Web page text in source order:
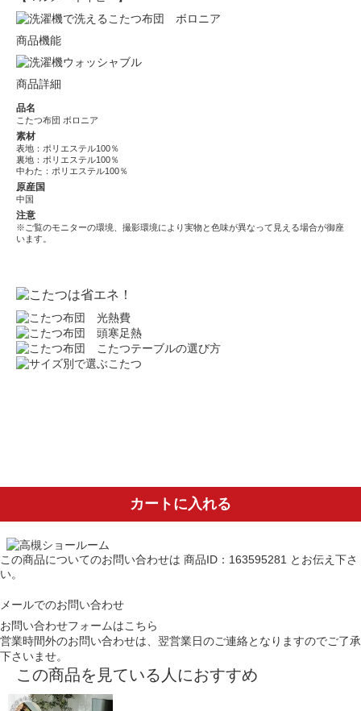
商品機能
商品詳細
品名
こたつ布団 ボロニア
素材
表地：ポリエステル100％
裏地：ポリエステル100％
中わた：ポリエステル100％
原産国
中国
注意
※ご覧のモニターの環境、撮影環境により実物と色味が異なって見える場合が御座
います。
カートに入れる
この商品についてのお問い合わせは 商品ID：163595281 とお伝え下さ
い。
メールでのお問い合わせ
お問い合わせフォームはこちら
営業時間外のお問い合わせは、翌営業日のご連絡となりますのでご了承
下さいませ。
この商品を見ている人におすすめ